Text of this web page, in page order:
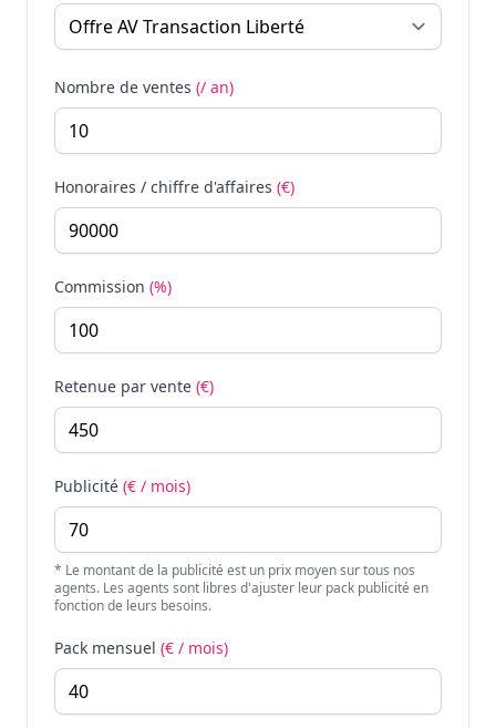
Nombre de ventes (/ an)
Honoraires / chiffre d'affaires (€)
Commission (%)
Retenue par vente (€)
Publicité (€ / mois)
* Le montant de la publicité est un prix moyen sur tous nos
agents. Les agents sont libres d'ajuster leur pack publicité en
fonction de leurs besoins.
Pack mensuel (€ / mois)